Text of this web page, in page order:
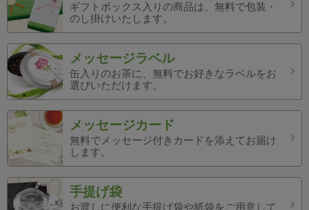
ギフトボックス入りの商品は、無料で包装・
のし掛けいたします。
メッセージラベル
缶入りのお茶に、無料でお好きなラベルをお
選びいただけます。
メッセージカード
無料でメッセージ付きカードを添えてお届け
します。
手提げ袋
お渡しに便利な手提げ袋や紙袋をご用意して